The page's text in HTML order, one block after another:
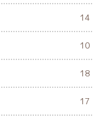
14
10
18
17